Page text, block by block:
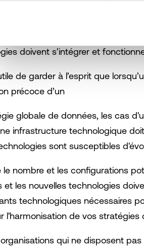
les résultats attendus de votre
pile technologique adaptée,
d'exécuter des applications et
doivent s'intégrer et
de garder à l’esprit que
précoce d’un
globale de données, les cas
infrastructure technologique
sont susceptibles
le nombre et les configurations
et les nouvelles technologies
technologiques nécessaires
l'harmonisation de vos
qui ne disposent